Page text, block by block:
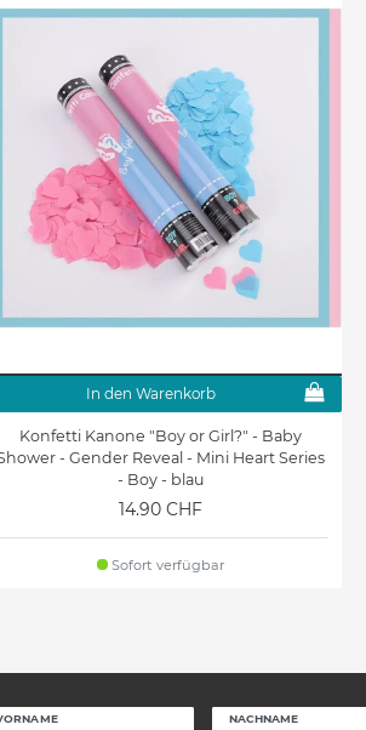
In den Warenkorb
Konfetti Kanone "Boy or Girl?" - Baby
- Gender Reveal - Mini Heart Series
- Boy - blau
14.90 CHF
Sofort verfügbar
NACHNAME